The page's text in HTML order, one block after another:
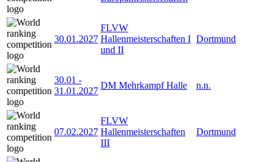
30.01.2027
FLVW
Hallenmeisterschaften I
und II
Dortmund
30.01 -
31.01.2027
DM Mehrkampf Halle n.n.
07.02.2027
FLVW
Hallenmeisterschaften
III
Dortmund